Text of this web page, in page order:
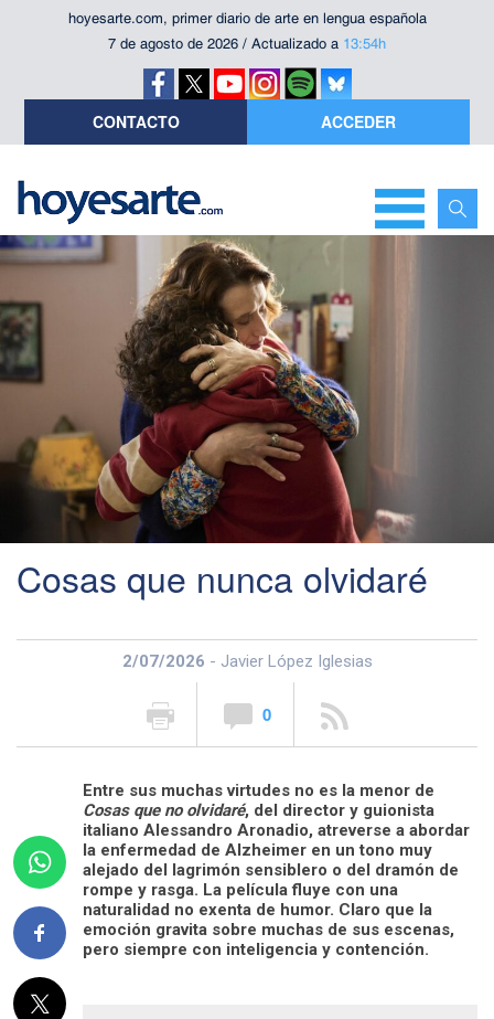
hoyesarte.com, primer diario de arte en lengua española
7 de agosto de 2026 / Actualizado a 13:54h
CONTACTO ACCEDER
Cosas que nunca olvidaré
2/07/2026 - Javier López Iglesias
0
Entre sus muchas virtudes no es la menor de
Cosas que no olvidaré, del director y guionista
italiano Alessandro Aronadio, atreverse a abordar
la enfermedad de Alzheimer en un tono muy
alejado del lagrimón sensiblero o del dramón de
rompe y rasga. La película fluye con una
naturalidad no exenta de humor. Claro que la
emoción gravita sobre muchas de sus escenas,
pero siempre con inteligencia y contención.